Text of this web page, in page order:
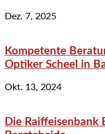
Dez. 7, 2025
Kompetente
Optiker Scheel in
Okt. 13, 2024
Die Raiffeisenbank